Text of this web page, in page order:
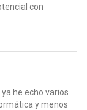
con
he echo varios
y menos